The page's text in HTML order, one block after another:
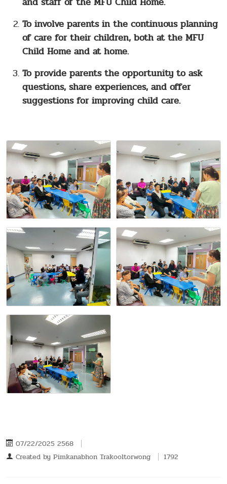
To involve parents in the continuous planning
of care for their children, both at the MFU
Child Home and at home.
To provide parents the opportunity to ask
questions, share experiences, and offer
suggestions for improving child care.
07/22/2025 2568
Created by Pimkanabhon Trakooltorwong 1792